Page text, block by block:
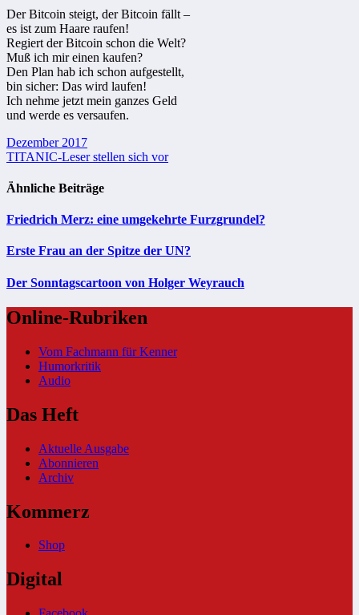
Der Bitcoin steigt, der Bitcoin fällt –
es ist zum Haare raufen!
Regiert der Bitcoin schon die Welt?
Muß ich mir einen kaufen?
Den Plan hab ich schon aufgestellt,
bin sicher: Das wird laufen!
Ich nehme jetzt mein ganzes Geld
und werde es versaufen.
Beitragsnavigation
Dezember 2017
TITANIC-Leser stellen sich vor
Ähnliche Beiträge
Friedrich Merz: eine umgekehrte Furzgrundel?
Erste Frau an der Spitze der UN?
Der Sonntagscartoon von Holger Weyrauch
Online-Rubriken
Vom Fachmann für Kenner
Humorkritik
Audio
Das Heft
Aktuelle Ausgabe
Abonnieren
Archiv
Kommerz
Shop
Digital